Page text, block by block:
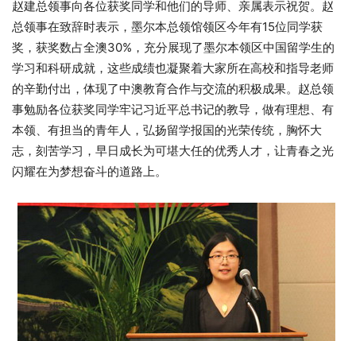
赵建总领事向各位获奖同学和他们的导师、亲属表示祝贺。赵
总领事在致辞时表示，墨尔本总领馆领区今年有15位同学获
奖，获奖数占全澳30%，充分展现了墨尔本领区中国留学生的
学习和科研成就，这些成绩也凝聚着大家所在高校和指导老师
的辛勤付出，体现了中澳教育合作与交流的积极成果。赵总领
事勉励各位获奖同学牢记习近平总书记的教导，做有理想、有
本领、有担当的青年人，弘扬留学报国的光荣传统，胸怀大
志，刻苦学习，早日成长为可堪大任的优秀人才，让青春之光
闪耀在为梦想奋斗的道路上。